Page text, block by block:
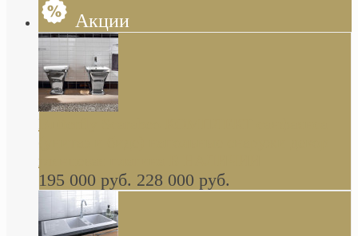
Акции
Butterfly Scarabeo КОМПЛЕКТ санфаянса
глянцевая платина В НАЛИЧИИ
195 000 руб. 228 000 руб.